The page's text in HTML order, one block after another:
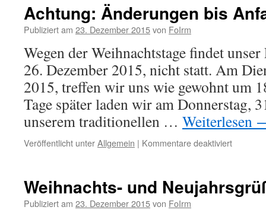
ist
Achtung: Änderungen bis
Publiziert am 23. Dezember 2015von FoIrm
Wegen der Weihnachtstage findet
26. Dezember 2015, nicht statt. Am
2015, treffen wir uns wie gewohnt um
Tage später laden wir am Donnerstag,
unserem traditionellen … Weiterlesen
Veröffentlicht unterAllgemein | Kommentare deaktiviertfür
Anfang
Weihnachts- und
Publiziert am 23. Dezember 2015von FoIrm